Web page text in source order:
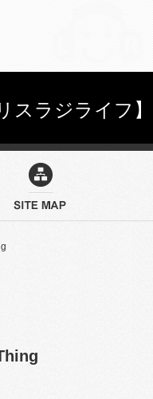
スラジライフ